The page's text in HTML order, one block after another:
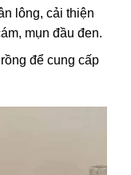
lông, cải thiện
mụn đầu đen.
để cung cấp